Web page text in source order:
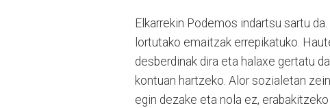
Elkarrekin Podemos indartsu sartu
lortutako emaitzak errepikatuko.
desberdinak dira eta halaxe gertatu
kontuan hartzeko. Alor sozialetan
egin dezake eta nola ez,